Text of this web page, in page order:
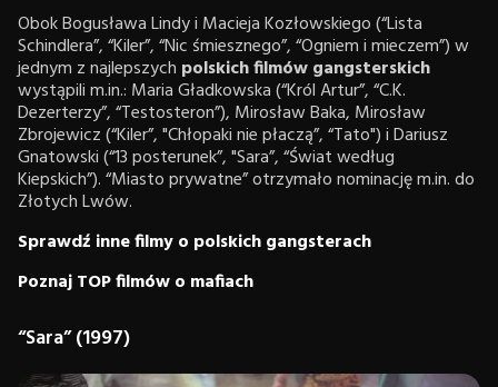
Obok Bogusława Lindy i Macieja Kozłowskiego (“Lista
Schindlera”, “Kiler”, “Nic śmiesznego”, “Ogniem i mieczem”) w
jednym z najlepszych polskich filmów gangsterskich
wystąpili m.in.: Maria Gładkowska (“Król Artur”, “C.K.
Dezerterzy”, “Testosteron”), Mirosław Baka, Mirosław
Zbrojewicz (“Kiler”, "Chłopaki nie płaczą”, “Tato") i Dariusz
Gnatowski (“13 posterunek”, "Sara”, “Świat według
Kiepskich”). “Miasto prywatne” otrzymało nominację m.in. do
Złotych Lwów.
Sprawdź inne filmy o polskich gangsterach
Poznaj TOP filmów o mafiach
“Sara” (1997)